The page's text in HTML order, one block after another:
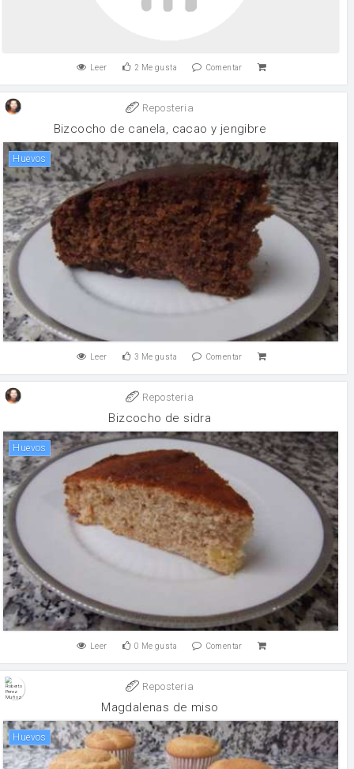
Leer 2 Me gusta Comentar
Reposteria
Bizcocho de canela, cacao y jengibre
huevos
Leer 3 Me gusta Comentar
Reposteria
Bizcocho de sidra
huevos
Leer 0 Me gusta Comentar
Reposteria
Magdalenas de miso
huevos